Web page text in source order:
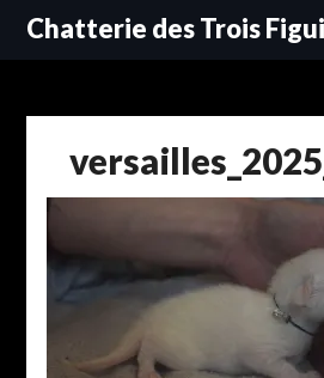
SkipChatterie des Trois